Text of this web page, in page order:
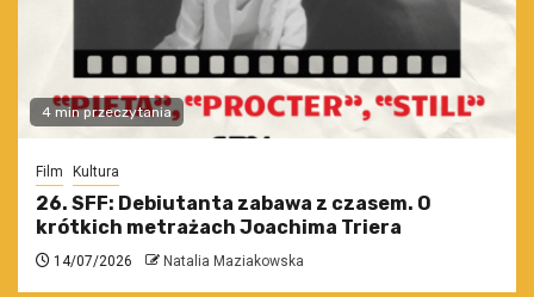
4 min przeczytania
Film Kultura
26. SFF: Debiutanta zabawa z czasem. O
krótkich metrażach Joachima Triera
14/07/2026 Natalia Maziakowska